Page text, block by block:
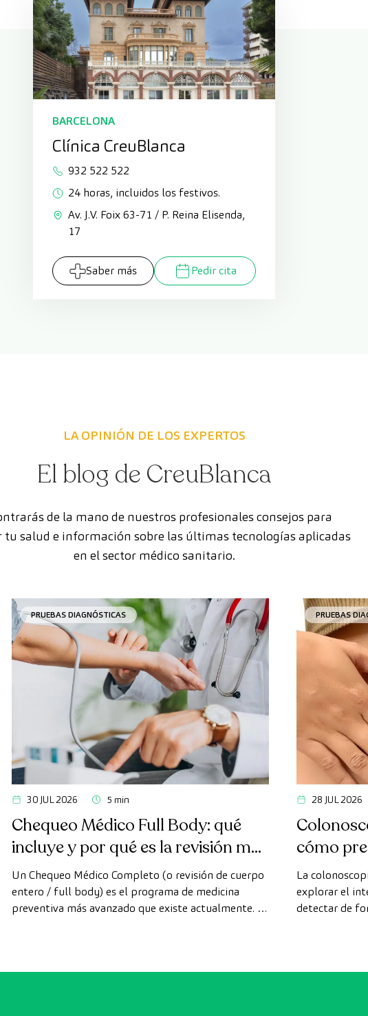
BARCELONA
Clínica CreuBlanca
932 522 522
24 horas, incluidos los festivos.
Av. J.V. Foix 63-71 / P. Reina Elisenda,
17
Saber más Pedir cita
LA OPINIÓN DE LOS EXPERTOS
El blog de CreuBlanca
de la mano de nuestros profesionales consejos para
tu salud e información sobre las últimas tecnologías aplicadas
en el sector médico sanitario.
PRUEBAS DIAGNÓSTICAS
30 JUL 2026 5 min
Chequeo Médico Full Body: qué
incluye y por qué es la revisión más
avanzada
Un Chequeo Médico Completo (o revisión de cuerpo
entero / full body) es el programa de medicina
preventiva más avanzado que existe actualmente. A
exhaustiva el estado de los órganos vitales, el
PRUEBAS
28 JUL 2026
cómo
La
explorar el
detectar de